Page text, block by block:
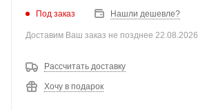
Под заказ Нашли дешевле?
Доставим Ваш заказ не позднее 22.08.2026
Рассчитать доставку
Хочу в подарок